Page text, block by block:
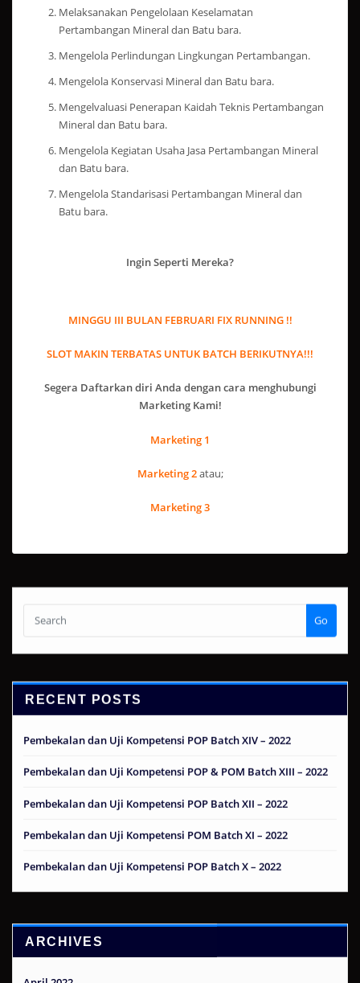
Melaksanakan Pengelolaan Keselamatan
Pertambangan Mineral dan Batu bara.
Mengelola Perlindungan Lingkungan Pertambangan.
Mengelola Konservasi Mineral dan Batu bara.
Mengelvaluasi Penerapan Kaidah Teknis Pertambangan
Mineral dan Batu bara.
Mengelola Kegiatan Usaha Jasa Pertambangan Mineral
dan Batu bara.
Mengelola Standarisasi Pertambangan Mineral dan
Batu bara.
Ingin Seperti Mereka?
MINGGU III BULAN FEBRUARI FIX RUNNING !!
SLOT MAKIN TERBATAS UNTUK BATCH BERIKUTNYA!!!
Segera Daftarkan diri Anda dengan cara menghubungi
Marketing Kami!
Marketing 1
Marketing 2atau;
Marketing 3
Go
RECENT POSTS
Pembekalan dan Uji Kompetensi POP Batch XIV – 2022
Pembekalan dan Uji Kompetensi POP & POM Batch XIII – 2022
Pembekalan dan Uji Kompetensi POP Batch XII – 2022
Pembekalan dan Uji Kompetensi POM Batch XI – 2022
Pembekalan dan Uji Kompetensi POP Batch X – 2022
ARCHIVES
April 2022